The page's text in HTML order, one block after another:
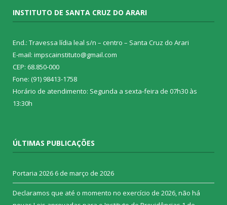
INSTITUTO DE SANTA CRUZ DO ARARI
End.: Travessa lídia leal s/n – centro – Santa Cruz do Arari
E-mail: impscainstituto@gmail.com
CEP: 68.850-000
Fone: (91) 98413-1758
Horário de atendimento: Segunda a sexta-feira de 07h30 às
13:30h
ÚLTIMAS PUBLICAÇÕES
Portaria 2026 6 de março de 2026
Declaramos que até o momento no exercício de 2026, não há